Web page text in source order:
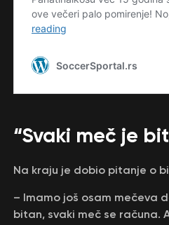
“Svaki meč je
Na kraju je dobio pitanje o
– Imamo još osam mečeva
bitan, svaki meč se računa.